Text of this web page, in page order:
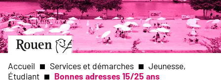
Aller
au
contenu
principal
Aller
à
page
Slide
1
of
1
Accueil Services et démarches
Jeunesse,
Étudiant
Bonnes adresses 15/25 ans